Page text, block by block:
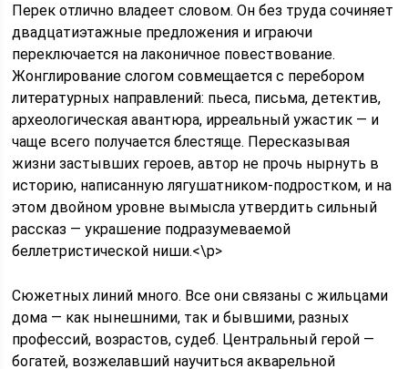
Перек отлично владеет словом. Он без труда сочиняет
двадцатиэтажные предложения и играючи
переключается на лаконичное повествование.
Жонглирование слогом совмещается с перебором
литературных направлений: пьеса, письма, детектив,
археологическая авантюра, ирреальный ужастик — и
чаще всего получается блестяще. Пересказывая
жизни застывших героев, автор не прочь нырнуть в
историю, написанную лягушатником-подростком, и на
этом двойном уровне вымысла утвердить сильный
рассказ — украшение подразумеваемой
беллетристической ниши.<\p>
Сюжетных линий много. Все они связаны с жильцами
дома — как нынешними, так и бывшими, разных
профессий, возрастов, судеб. Центральный герой —
богатей, возжелавший научиться акварельной